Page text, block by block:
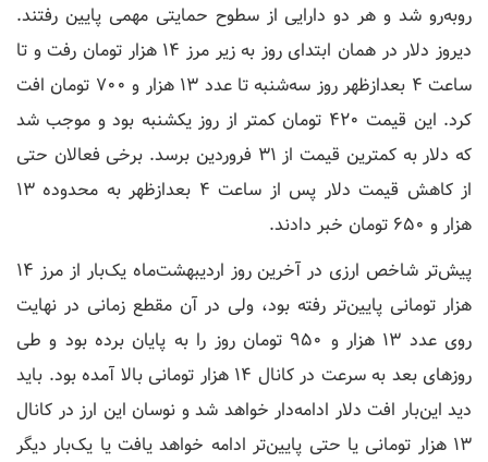
روبه‌رو شد و هر دو دارایی از سطوح حمایتی مهمی پایین رفتند.
دیروز دلار در همان ابتدای روز به زیر مرز ۱۴ هزار تومان رفت و تا
ساعت ۴ بعدازظهر روز سه‌شنبه تا عدد ۱۳ هزار و ۷۰۰ تومان افت
کرد. این قیمت ۴۲۰ تومان کمتر از روز یکشنبه بود و موجب شد
که دلار به کمترین قیمت از ۳۱ فروردین برسد. برخی فعالان حتی
از کاهش قیمت دلار پس از ساعت ۴ بعدازظهر به محدوده ۱۳
هزار و ۶۵۰ تومان خبر دادند.
پیش‌تر شاخص ارزی در آخرین روز اردیبهشت‌ماه یک‌بار از مرز ۱۴
هزار تومانی پایین‌تر رفته بود، ولی در آن مقطع زمانی در نهایت
روی عدد ۱۳ هزار و ۹۵۰ تومان روز را به پایان برده بود و طی
روزهای بعد به سرعت در کانال ۱۴ هزار تومانی بالا آمده بود. باید
دید این‌بار افت دلار ادامه‌دار خواهد شد و نوسان این ارز در کانال
۱۳ هزار تومانی یا حتی پایین‌تر ادامه خواهد یافت یا یک‌بار دیگر